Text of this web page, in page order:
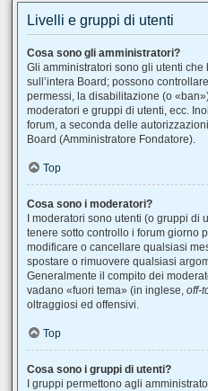
Livelli e gruppi di utenti
Cosa sono gli amministratori?
Gli amministratori sono gli utenti
sull’intera Board; possono
permessi, la disabilitazione (o
moderatori e gruppi di utenti, ecc.
forum, a seconda delle
Board (Amministratore Fondatore).
Top
Cosa sono i moderatori?
I moderatori sono utenti (o gruppi di
tenere sotto controllo i forum giorno
modificare o cancellare qualsiasi
spostare o rimuovere qualsiasi
Generalmente il compito dei
vadano «fuori tema» (in inglese, off-
oltraggiosi ed offensivi.
Top
Cosa sono i gruppi di utenti?
I gruppi permettono agli